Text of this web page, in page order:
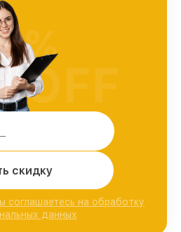
скидку
соглашаетесь на обработку
данных
%
OFF